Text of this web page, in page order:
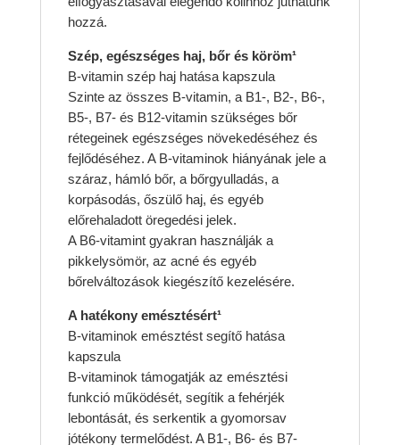
hozzá.
Szép, egészséges haj, bőr és köröm¹
B-vitamin szép haj hatása kapszula
Szinte az összes B-vitamin, a B1-, B2-, B6-,
B5-, B7- és B12-vitamin szükséges bőr
rétegeinek egészséges növekedéséhez és
fejlődéséhez. A B-vitaminok hiányának jele a
száraz, hámló bőr, a bőrgyulladás, a
korpásodás, őszülő haj, és egyéb
előrehaladott öregedési jelek.
A B6-vitamint gyakran használják a
pikkelysömör, az acné és egyéb
bőrelváltozások kiegészítő kezelésére.
A hatékony emésztésért¹
B-vitaminok emésztést segítő hatása
kapszula
B-vitaminok támogatják az emésztési
funkció működését, segítik a fehérjék
lebontását, és serkentik a gyomorsav
jótékony termelődést. A B1-, B6- és B7-